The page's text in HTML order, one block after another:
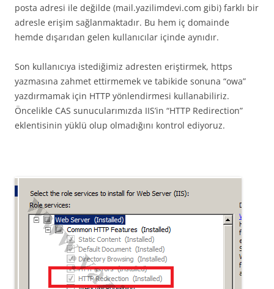
posta adresi ile değilde (mail.yazilimdevi.com gibi) farklı bir
adresle erişim sağlanmaktadır. Bu hem iç domainde
hemde dışarıdan gelen kullanıcılar içinde aynıdır.
Son kullanıcıya istediğimiz adresten eriştirmek, https
yazmasına zahmet ettirmemek ve tabikide sonuna “owa”
yazdırmamak için HTTP yönlendirmesi kullanabiliriz.
Öncelikle CAS sunucularımızda IIS’in “HTTP Redirection”
eklentisinin yüklü olup olmadığını kontrol ediyoruz.